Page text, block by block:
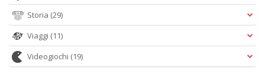
Storia (29)
Viaggi (11)
Videogiochi (19)